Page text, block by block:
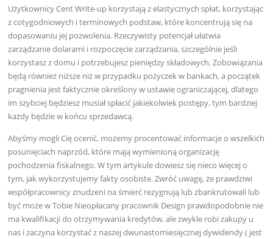
Użytkownicy Cent Write-up korzystają z elastycznych spłat, korzystając
z cotygodniowych i terminowych podstaw, które koncentrują się na
dopasowaniu jej pozwolenia. Rzeczywisty potencjał ułatwia
zarządzanie dolarami i rozpoczęcie zarządzania, szczególnie jeśli
korzystasz z domu i potrzebujesz pieniędzy składowych. Zobowiązania
będą również niższe niż w przypadku pożyczek w bankach, a początek
pragnienia jest faktycznie określony w ustawie ograniczającej, dlatego
im szybciej będziesz musiał spłacić jakiekolwiek postępy, tym bardziej
każdy będzie w końcu sprzedawcą.
Abyśmy mogli Cię ocenić, możemy procentować informacje o wszelkich
posunięciach naprzód, które mają wymienioną organizację
pochodzenia fiskalnego. W tym artykule dowiesz się nieco więcej o
tym, jak wykorzystujemy fakty osobiste. Zwróć uwagę, że prawdziwi
współpracownicy znudzeni na śmierć rezygnują lub zbankrutowali lub
być może w Tobie Nieopłacany pracownik Design prawdopodobnie nie
ma kwalifikacji do otrzymywania kredytów, ale zwykle robi zakupy u
nas i zaczyna korzystać z naszej dwunastomiesięcznej dywidendy ( jest